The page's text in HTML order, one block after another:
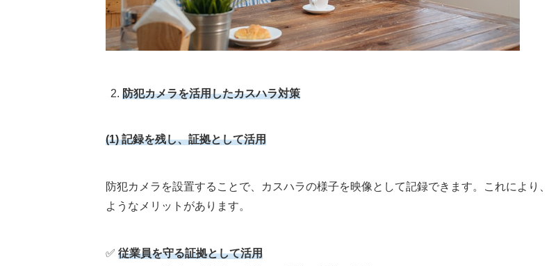
防犯カメラを活用したカスハラ対策
(1)記録を残し、証拠として活用
防犯カメラを設置することで、カスハラの様子を映像として記録できます。これにより
ようなメリットがあります。
✅ 従業員を守る証拠として活用